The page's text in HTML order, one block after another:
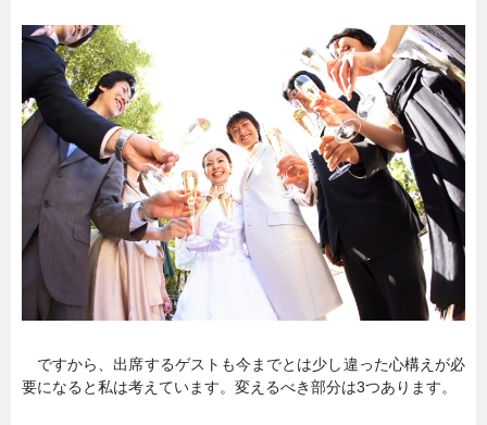
ですから、出席するゲストも今までとは少し違った心構えが必
要になると私は考えています。変えるべき部分は3つあります。